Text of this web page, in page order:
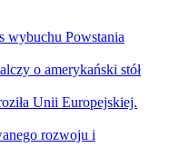
wybuchu Powstania
o amerykański stół
Unii Europejskiej.
rozwoju i